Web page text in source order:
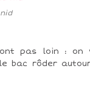
pas loin : on
bac rôder